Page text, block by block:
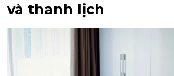
và thanh lịch